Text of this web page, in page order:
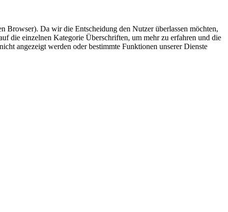
Browser). Da wir die Entscheidung den Nutzer überlassen möchten,
die einzelnen Kategorie Überschriften, um mehr zu erfahren und die
angezeigt werden oder bestimmte Funktionen unserer Dienste